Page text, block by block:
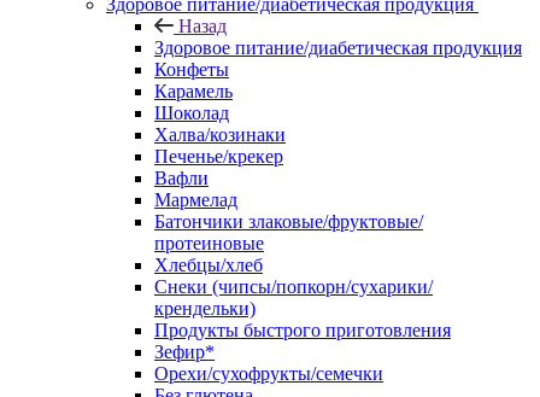
Здоровое питание/диабетическая продукция
Назад
Здоровое питание/диабетическая продукция
Конфеты
Карамель
Шоколад
Халва/козинаки
Печенье/крекер
Вафли
Мармелад
Батончики злаковые/фруктовые/
протеиновые
Хлебцы/хлеб
Снеки (чипсы/попкорн/сухарики/
крендельки)
Продукты быстрого приготовления
Зефир*
Орехи/сухофрукты/семечки